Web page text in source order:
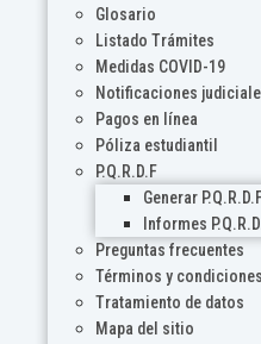
Glosario
Listado Trámites
Medidas COVID-19
Notificaciones
Pagos en línea
Póliza estudiantil
P.Q.R.D.F
Generar
Informes
Preguntas frecuentes
Términos y condiciones
Tratamiento de datos
Mapa del sitio